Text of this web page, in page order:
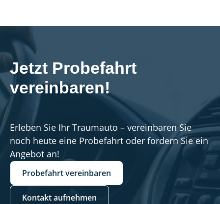
Jetzt Probefahrt
vereinbaren!
Erleben Sie Ihr Traumauto – vereinbaren Sie
noch heute eine Probefahrt oder fordern Sie ein
Angebot an!
Probefahrt vereinbaren
Kontakt aufnehmen